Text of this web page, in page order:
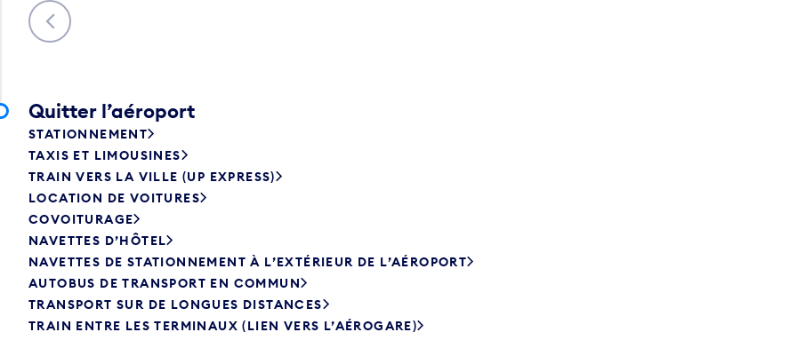
Précédent
Quitter l’aéroport
STATIONNEMENT
TAXIS ET LIMOUSINES
TRAIN VERS LA VILLE (UP EXPRESS)
LOCATION DE VOITURES
COVOITURAGE
NAVETTES D’HÔTEL
NAVETTES DE STATIONNEMENT À L’EXTÉRIEUR DE L’AÉROPORT
AUTOBUS DE TRANSPORT EN COMMUN
TRANSPORT SUR DE LONGUES DISTANCES
TRAIN ENTRE LES TERMINAUX (LIEN VERS L’AÉROGARE)